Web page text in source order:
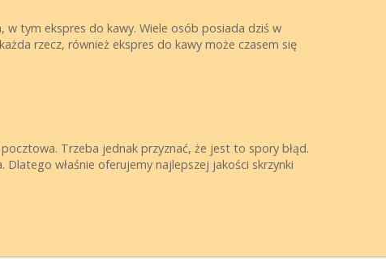
tym ekspres do kawy. Wiele osób posiada dziś w
rzecz, również ekspres do kawy może czasem się
Trzeba jednak przyznać, że jest to spory błąd.
właśnie oferujemy najlepszej jakości skrzynki